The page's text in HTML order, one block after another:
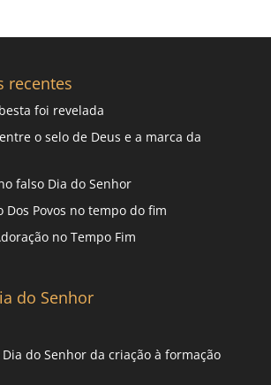
recentes
foi revelada
o selo de Deus e a marca da
falso Dia do Senhor
Dos Povos no tempo do fim
no Tempo Fim
do Senhor
do Senhor da criação à formação